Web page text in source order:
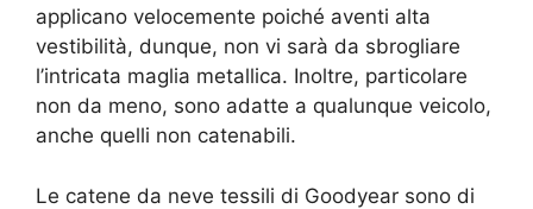
applicano velocemente poiché aventi alta
vestibilità, dunque, non vi sarà da sbrogliare
l’intricata maglia metallica. Inoltre, particolare
non da meno, sono adatte a qualunque veicolo,
anche quelli non catenabili.
Le catene da neve tessili di Goodyear sono di